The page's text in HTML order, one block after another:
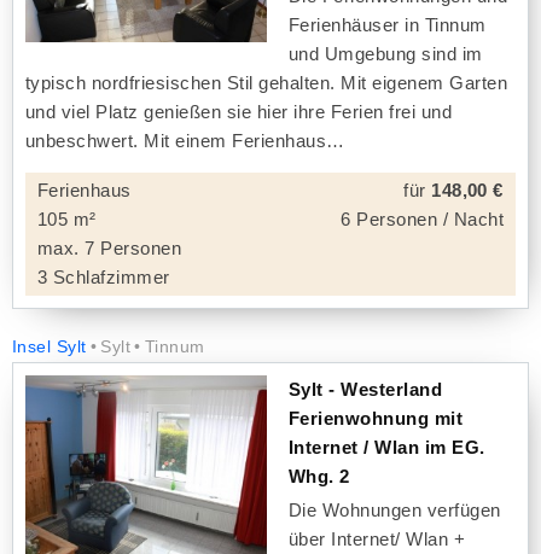
Ferienhäuser in Tinnum
und Umgebung sind im
typisch nordfriesischen Stil gehalten. Mit eigenem Garten
und viel Platz genießen sie hier ihre Ferien frei und
unbeschwert. Mit einem Ferienhaus
Ferienhaus
105 m²
max. 7 Personen
3 Schlafzimmer
für 148,00 €
6 Personen / Nacht
Insel Sylt Sylt Tinnum
Sylt - Westerland
Ferienwohnung mit
Internet / Wlan im EG.
Whg. 2
Die Wohnungen verfügen
über Internet/ Wlan +